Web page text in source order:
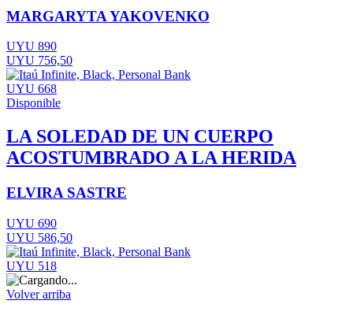
MARGARYTA YAKOVENKO
UYU 890
UYU 756,50
UYU 668
Disponible
LA SOLEDAD DE UN CUERPO
ACOSTUMBRADO A LA HERIDA
ELVIRA SASTRE
UYU 690
UYU 586,50
UYU 518
Volver arriba